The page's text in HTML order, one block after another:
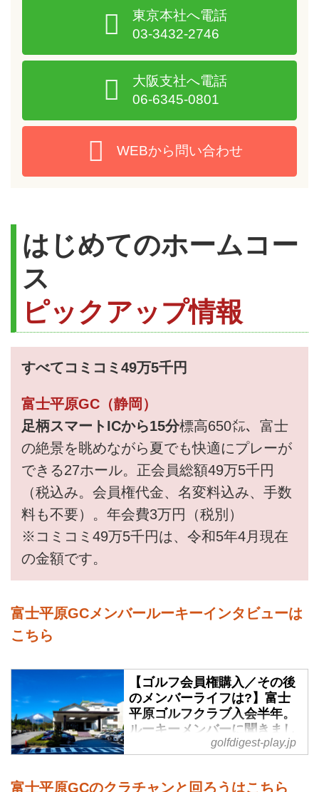
東京本社へ電話
03-3432-2746
大阪支社へ電話
06-6345-0801
WEBから問い合わせ
はじめてのホームコー
ス
ピックアップ情報
すべてコミコミ49万5千円
富士平原GC（静岡）
足柄スマートICから15分標高650㍍、富士
の絶景を眺めながら夏でも快適にプレーが
できる27ホール。正会員総額49万5千円
（税込み。会員権代金、名変料込み、手数
料も不要）。年会費3万円（税別）
※コミコミ49万5千円は、令和5年4月現在
の金額です。
富士平原GCメンバールーキーインタビューは
こちら
【ゴルフ会員権購入／その後
のメンバーライフは?】富士
平原ゴルフクラブ入会半年。
ルーキーメンバーに聞きまし
た - ゴルフへ行こうWEB by
ゴルフダイジェスト社会員権サー
golfdigest-play.jp
富士平原GCのクラチャンと回ろうはこちら